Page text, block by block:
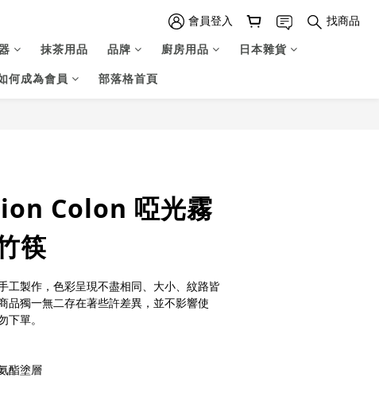
會員登入
找商品
抹茶用品 品牌 廚房用品
日本雜貨
何成為會員 部落格首頁
Colon 啞光霧
筷
工製作，色彩呈現不盡相同、大小、紋路皆
品獨一無二存在著些許差異，並不影響使
下單。
酯塗層